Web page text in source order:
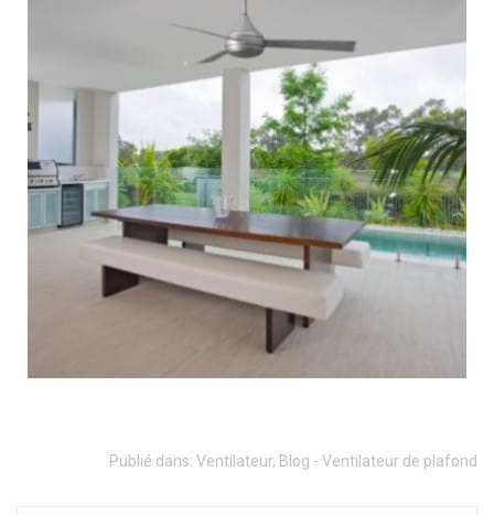
Publié dans: Ventilateur, Blog - Ventilateur de plafond